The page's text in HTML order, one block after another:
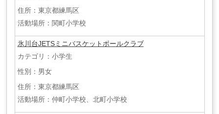
住所：東京都練馬区
活動場所：関町小学校
氷川台JETSミニバスケットボールクラブ
カテゴリ：小学生
性別：男女
住所：東京都練馬区
活動場所：仲町小学校、北町小学校